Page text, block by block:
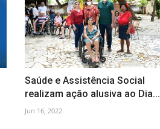
Saúde e Assistência Social
realizam ação alusiva ao Dia...
Jun 16, 2022